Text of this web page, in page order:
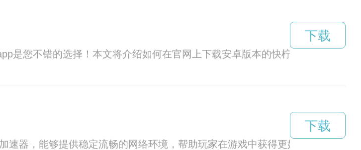
是您不错的选择！本文将介绍如何在官网上下载安卓版本的快柠檬app。
下载
器，能够提供稳定流畅的网络环境，帮助玩家在游戏中获得更好的体验。
下载